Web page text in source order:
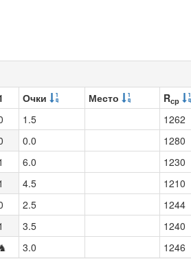
Очки Место Rср
1.5 1262
0.0 1280
6.0 1230
4.5 1210
2.5 1244
3.5 1240
♞ 3.0 1246